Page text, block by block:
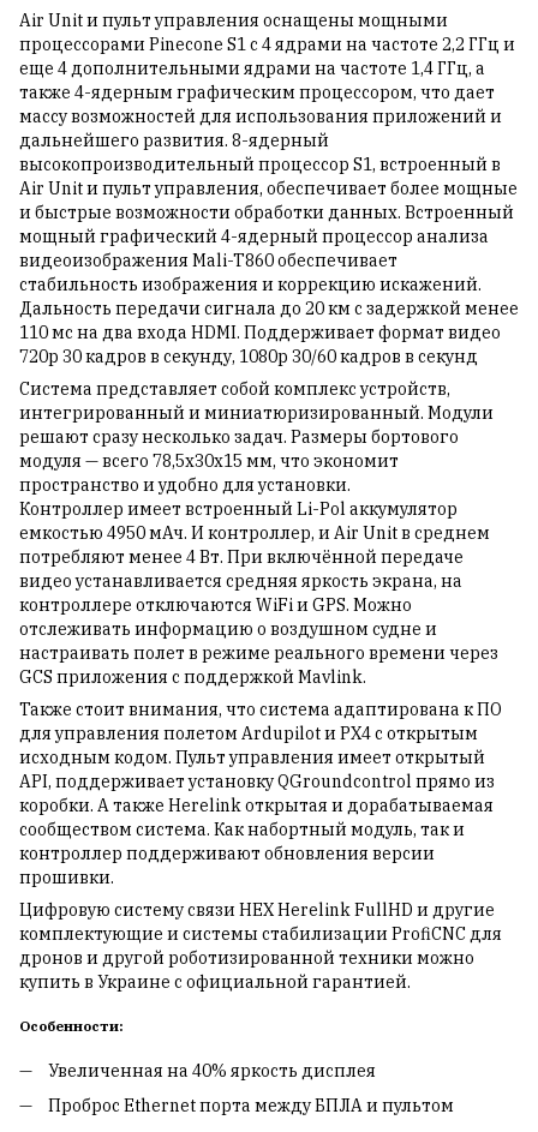
Air Unit и пульт управления оснащены мощными
процессорами Pinecone S1 с 4 ядрами на частоте 2,2 ГГц и
еще 4 дополнительными ядрами на частоте 1,4 ГГц, а
также 4-ядерным графическим процессором, что дает
массу возможностей для использования приложений и
дальнейшего развития. 8-ядерный
высокопроизводительный процессор S1, встроенный в
Air Unit и пульт управления, обеспечивает более мощные
и быстрые возможности обработки данных. Встроенный
мощный графический 4-ядерный процессор анализа
видеоизображения Mali-T860 обеспечивает
стабильность изображения и коррекцию искажений.
Дальность передачи сигнала до 20 км с задержкой менее
110 мс на два входа HDMI. Поддерживает формат видео
720p 30 кадров в секунду, 1080p 30/60 кадров в секунд
Система представляет собой комплекс устройств,
интегрированный и миниатюризированный. Модули
решают сразу несколько задач. Размеры бортового
модуля — всего 78,5х30х15 мм, что экономит
пространство и удобно для установки.
Контроллер имеет встроенный Li-Pol аккумулятор
емкостью 4950 мАч. И контроллер, и Air Unit в среднем
потребляют менее 4 Вт. При включённой передаче
видео устанавливается средняя яркость экрана, на
контроллере отключаются WіFі и GРS. Можно
отслеживать информацию о воздушном судне и
настраивать полет в режиме реального времени через
GCS приложения с поддержкой Mavlink.
Также стоит внимания, что система адаптирована к ПО
для управления полетом Ardupilot и PX4 с открытым
исходным кодом. Пульт управления имеет открытый
API, поддерживает установку QGroundcontrol прямо из
коробки. А также Herelink открытая и дорабатываемая
сообществом система. Как набортный модуль, так и
контроллер поддерживают обновления версии
прошивки.
Цифровую систему связи HEX Herelink FullHD и другие
комплектующие и системы стабилизации ProfiCNC для
дронов и другой роботизированной техники можно
купить в Украине с официальной гарантией.
Особенности:
Увеличенная на 40% яркость дисплея
Проброс Ethernet порта между БПЛА и пультом